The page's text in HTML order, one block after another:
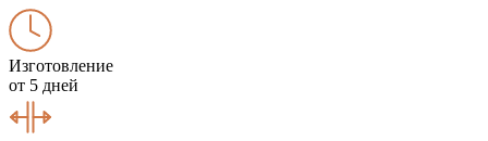
Изготовление
от 5 дней